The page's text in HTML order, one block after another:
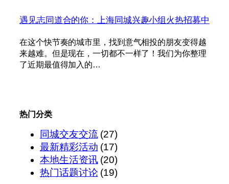
遇见志同道合的你：上海同城兴趣小组火热招募中
在这个快节奏的城市里，找到意气相投的朋友变得越
来越难。但是现在，一切都不一样了！我们为你整理
了近期最值得加入的…
热门分类
同城交友交流(27)
最新精彩活动 (17)
本地生活资讯(20)
热门话题讨论 (19)